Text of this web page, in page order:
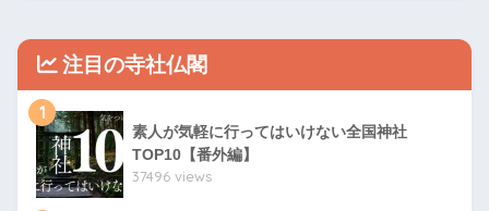
注目の寺社仏閣
1
素人が気軽に行ってはいけない全国神社
TOP10【番外編】
37496 views